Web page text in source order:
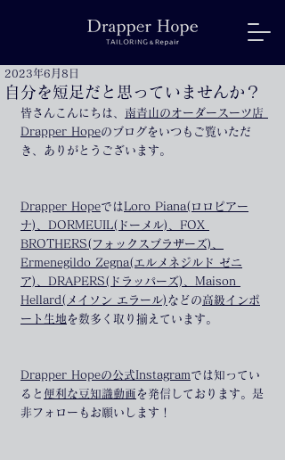
自分を短足だと思っていませんか？
2023年6月8日
皆さんこんにちは、 南青山のオーダースーツ店
Drapper Hopeのブログをいつもご覧いただ
き、ありがとうございます。
Drapper Hopeでは Loro Piana(ロロピアー
ナ)
DORMEUIL(ドーメル)
FOX
BROTHERS(フォックスブラザーズ)
Ermenegildo Zegna(エルメネジルド ゼニ
ア)
DRAPERS(ドラッパーズ)
Maison
Hellard(メイソン エラール) などの高級インポ
ート生地 を数多く取り揃えています。
Drapper Hopeの公式Instagramでは知ってい
ると 便利な豆知識動画 を発信しております。是
非フォローもお願いします！